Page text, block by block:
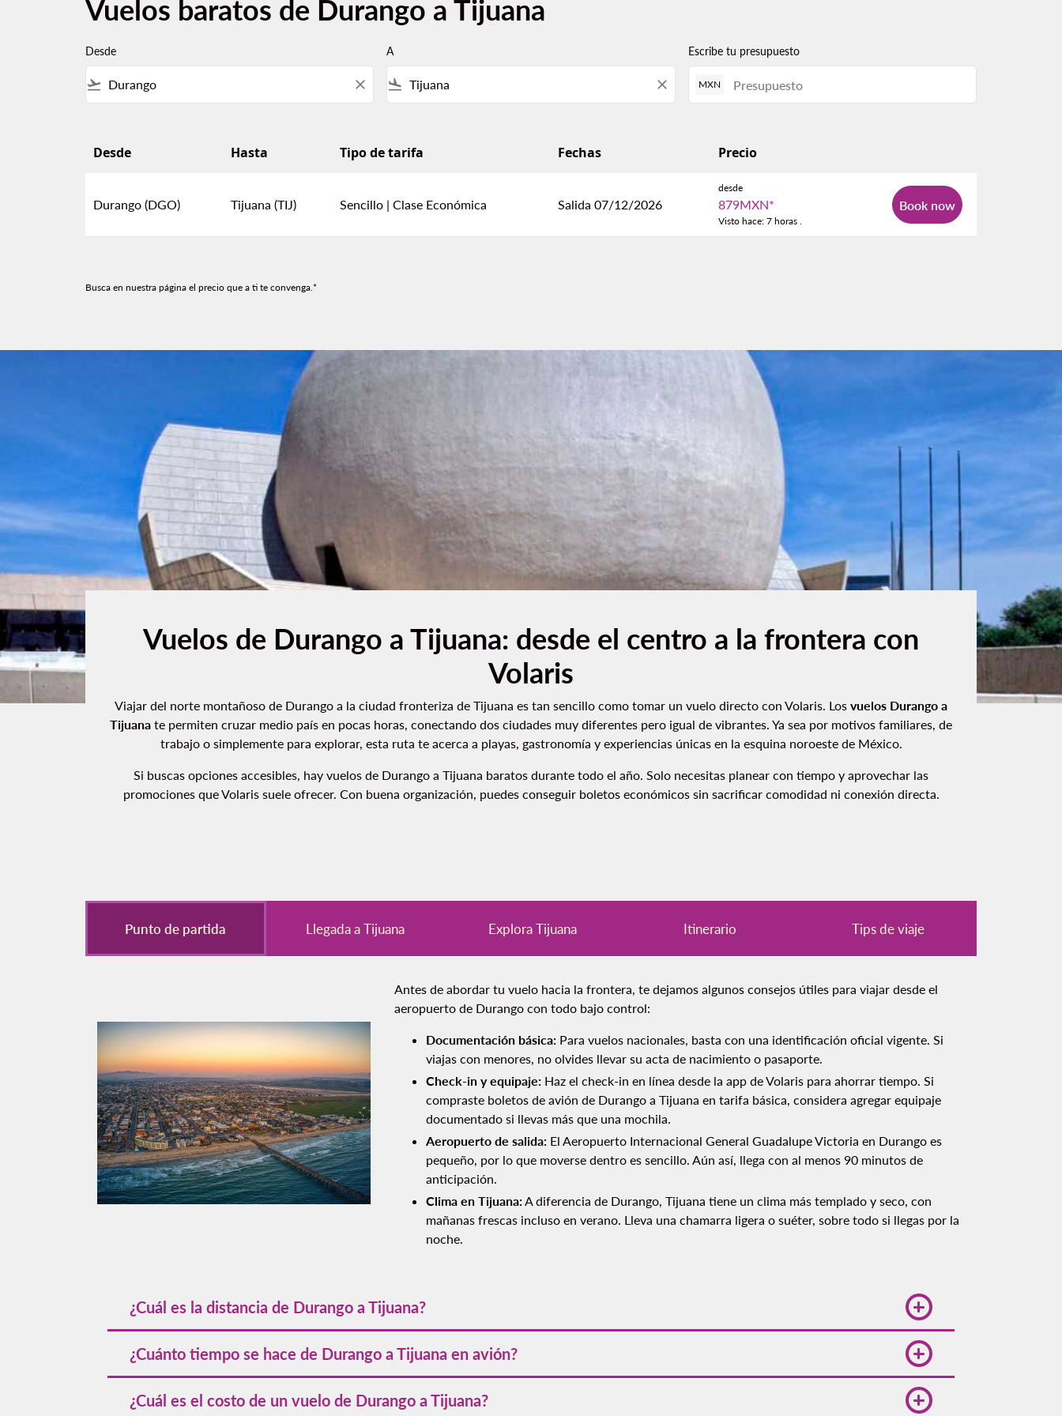
Vuelos baratos de Durango a Tijuana
Desde
flight_takeoff close
A
flight_land close
Escribe tu presupuesto
MXN
Desde Hasta Tipo de tarifa Fechas Precio
Durango (DGO) Tijuana (TIJ) Sencillo | Clase Económica Salida 07/12/2026
desde
879MXN*
Visto hace: 7 horas .
Book now
Busca en nuestra página el precio que a ti te convenga.*
Vuelos de Durango a Tijuana: desde el centro a la frontera con
Volaris
Viajar del norte montañoso de Durango a la ciudad fronteriza de Tijuana es tan sencillo como tomar un vuelo directo con Volaris. Los vuelos Durango a
Tijuana te permiten cruzar medio país en pocas horas, conectando dos ciudades muy diferentes pero igual de vibrantes. Ya sea por motivos familiares, de
trabajo o simplemente para explorar, esta ruta te acerca a playas, gastronomía y experiencias únicas en la esquina noroeste de México.
Si buscas opciones accesibles, hay vuelos de Durango a Tijuana baratos durante todo el año. Solo necesitas planear con tiempo y aprovechar las
promociones que Volaris suele ofrecer. Con buena organización, puedes conseguir boletos económicos sin sacrificar comodidad ni conexión directa.
Punto de partida Llegada a Tijuana Explora Tijuana Itinerario Tips de viaje
Antes de abordar tu vuelo hacia la frontera, te dejamos algunos consejos útiles para viajar desde el
aeropuerto de Durango con todo bajo control:
Documentación básica: Para vuelos nacionales, basta con una identificación oficial vigente. Si
viajas con menores, no olvides llevar su acta de nacimiento o pasaporte.
Check-in y equipaje: Haz el check-in en línea desde la app de Volaris para ahorrar tiempo. Si
compraste boletos de avión de Durango a Tijuana en tarifa básica, considera agregar equipaje
documentado si llevas más que una mochila.
Aeropuerto de salida: El Aeropuerto Internacional General Guadalupe Victoria en Durango es
pequeño, por lo que moverse dentro es sencillo. Aún así, llega con al menos 90 minutos de
anticipación.
Clima en Tijuana:A diferencia de Durango, Tijuana tiene un clima más templado y seco, con
mañanas frescas incluso en verano. Lleva una chamarra ligera o suéter, sobre todo si llegas por la
noche.
¿Cuál es la distancia de Durango a Tijuana?
¿Cuánto tiempo se hace de Durango a Tijuana en avión?
¿Cuál es el costo de un vuelo de Durango a Tijuana?